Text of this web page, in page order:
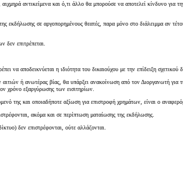
Είσοδος διαχειριστή
αντικείμενα και ό,τι άλλο θα μπορούσε να αποτελεί κίνδυνο
εκδήλωσης σε αργοπορημένους θεατές, παρα μόνο στο διάλειμμα αν
επιτρέπεται.
να αποδεικνύεται η ιδιότητα του δικαιούχου με την επίδειξη σχετικού
ή ανωτέρας βίας, θα υπάρξει ανακοίνωση από τον Διοργανωτή για
χρόνο εξαργύρωσης των εισιτηρίων.
της και οποιαδήποτε αξίωση για επιστροφή χρημάτων, είναι ο
ακόμα και σε περίπτωση ματαίωσης της εκδήλωσης.
δεν επιστρέφονται, ούτε αλλάζονται.